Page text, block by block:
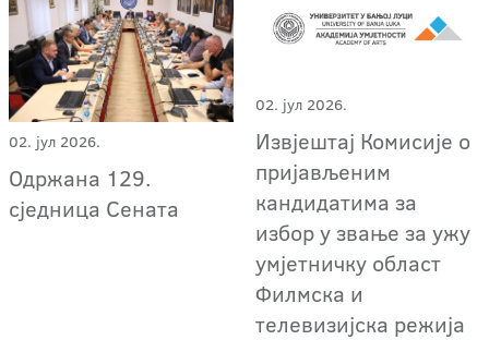
02. јул 2026.
Одржана 129.
сједница Сената
02. јул 2026.
Извјештај Комисије о
пријављеним
кандидатима за
избор у звање за ужу
умјетничку област
Филмска и
телевизијска режија